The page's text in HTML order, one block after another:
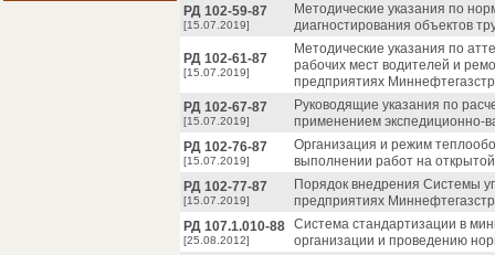
РД 102-59-87
[15.07.2019]
Методические указания по
диагностирования объектов
РД 102-61-87
[15.07.2019]
Методические указания по
рабочих мест водителей и
предприятиях
РД 102-67-87
[15.07.2019]
Руководящие указания по
применением экспедиционно-
РД 102-76-87
[15.07.2019]
Организация и режим
выполнении работ на
РД 102-77-87
[15.07.2019]
Порядок внедрения Системы
предприятиях
РД 107.1.010-88
[25.08.2012]
Система стандартизации в
организации и проведению